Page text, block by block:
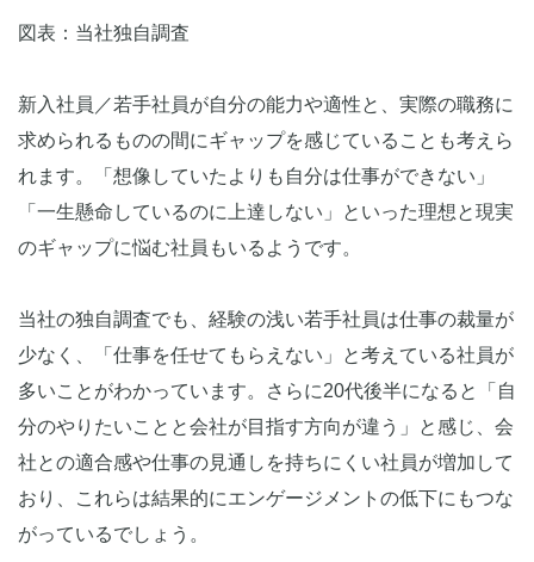
図表：当社独自調査
新入社員／若手社員が自分の能力や適性と、実際の職務に
求められるものの間にギャップを感じていることも考えら
れます。「想像していたよりも自分は仕事ができない」
「一生懸命しているのに上達しない」といった理想と現実
のギャップに悩む社員もいるようです。
当社の独自調査でも、経験の浅い若手社員は仕事の裁量が
少なく、「仕事を任せてもらえない」と考えている社員が
多いことがわかっています。さらに20代後半になると「自
分のやりたいことと会社が目指す方向が違う」と感じ、会
社との適合感や仕事の見通しを持ちにくい社員が増加して
おり、これらは結果的にエンゲージメントの低下にもつな
がっているでしょう。